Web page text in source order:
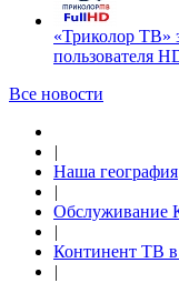
«Триколор ТВ»
пользователя
Все новости
|
Наша география
|
Обслуживание
|
Континент ТВ в
|